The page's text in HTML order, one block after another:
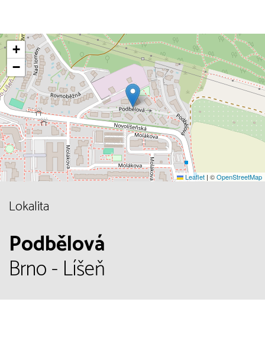
+
−
Leaflet | ©OpenStreetMap
Lokalita
Podbělová
Brno - Líšeň